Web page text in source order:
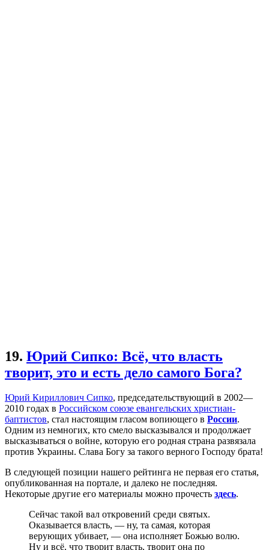
19. Юрий Сипко: Всё, что власть
творит, это и есть дело самого Бога?
Юрий Кириллович Сипко, председательствующий в 2002—
2010 годах в Российском союзе евангельских христиан-
баптистов, стал настоящим гласом вопиющего в России.
Одним из немногих, кто смело высказывался и продолжает
высказываться о войне, которую его родная страна развязала
против Украины. Слава Богу за такого верного Господу брата!
В следующей позиции нашего рейтинга не первая его статья,
опубликованная на портале, и далеко не последняя.
Некоторые другие его материалы можно прочесть здесь.
Сейчас такой вал откровений среди святых.
Оказывается власть, — ну, та самая, которая
верующих убивает, — она исполняет Божью волю.
Ну и всё, что творит власть, творит она по